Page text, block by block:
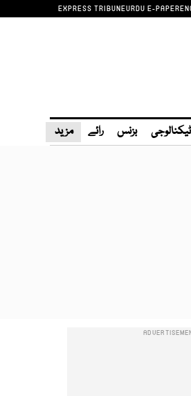
EXPRESS TRIBUNEURDU E-PAPER
بزنس رائے مزید